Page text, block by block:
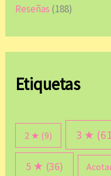
Reseñas (188)
Etiquetas
2 ★ (9) 3 ★
5 ★ (36)